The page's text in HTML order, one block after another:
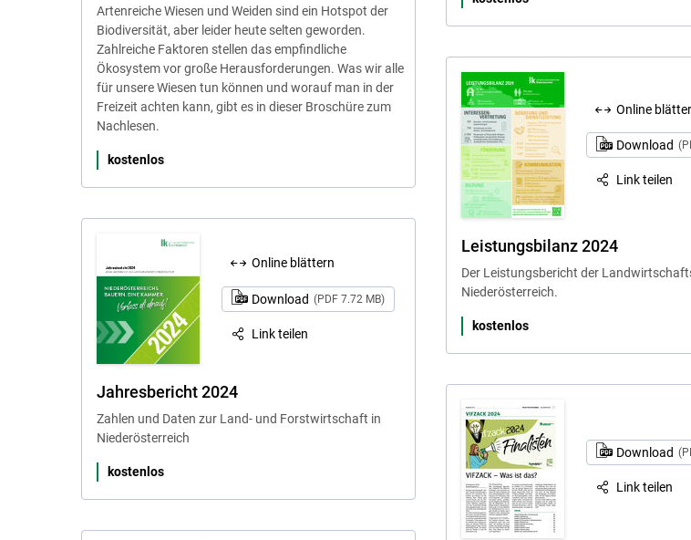
Artenreiche Wiesen und Weiden sind ein Hotspot der
Biodiversität, aber leider heute selten geworden.
Zahlreiche Faktoren stellen das empfindliche
Ökosystem vor große Herausforderungen. Was wir alle
für unsere Wiesen tun können und worauf man in der
Freizeit achten kann, gibt es in dieser Broschüre zum
Nachlesen.
kostenlos
Online
Download
Link teilen
Leistungsbilanz 2024
Der Leistungsbericht der
Niederösterreich.
kostenlos
Online blättern
Download (PDF 7.72 MB)
Link teilen
Jahresbericht 2024
Zahlen und Daten zur Land- und Forstwirtschaft in
Niederösterreich
kostenlos
Download
Link teilen